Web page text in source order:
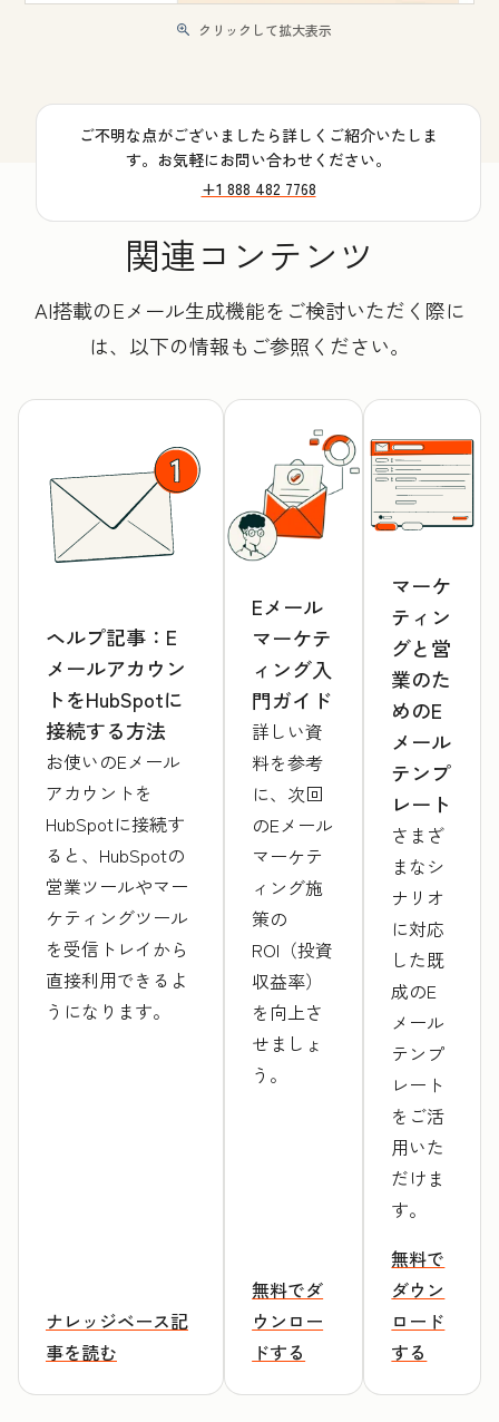
クリックして拡大表示
ご不明な点がございましたら詳しくご紹介いたしま
す。お気軽にお問い合わせください。
+1 888 482 7768
関連コンテンツ
AI搭載のEメール生成機能をご検討いただく際に
は、以下の情報もご参照ください。
ヘルプ記事：E
メールアカウン
トをHubSpotに
接続する方法
お使いのEメール
アカウントを
HubSpotに接続す
ると、HubSpotの
営業ツールやマー
ケティングツール
を受信トレイから
直接利用できるよ
うになります。
ナレッジベース記
事を読む
Eメール
マーケテ
ィング入
門ガイド
詳しい資
料を参考
に、次回
のEメール
マーケテ
ィング施
策の
ROI（投資
収益率）
を向上さ
せましょ
う。
無料でダ
ウンロー
ドする
マーケ
ティン
グと営
業のた
めのE
メール
テンプ
レート
さまざ
まなシ
ナリオ
に対応
した既
成のE
メール
テンプ
レート
をご活
用いた
だけま
す。
無料で
ダウン
ロード
する